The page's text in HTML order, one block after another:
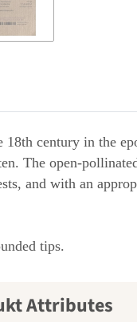
century in the
The open-
and with an
tips.